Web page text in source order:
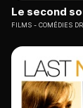
Le second
FILMS COMÉDIES